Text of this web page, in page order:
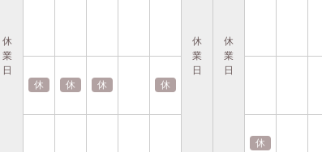
休
業
日
休
業
日
休
業
日
休
休 休 休
休